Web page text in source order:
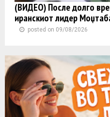
(ВИДЕО) После долго
иранскиот лидер
posted on 09/08/2026